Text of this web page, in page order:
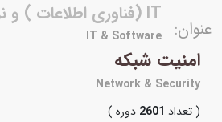
عنوان:
IT (فناوری اطلاعات ) و نرم افزار
IT & Software
امنیت شبکه
Network & Security
( تعداد2601دوره )